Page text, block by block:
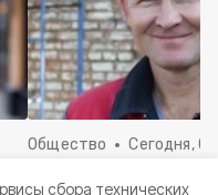
сбора технических
Общество Сегодня,